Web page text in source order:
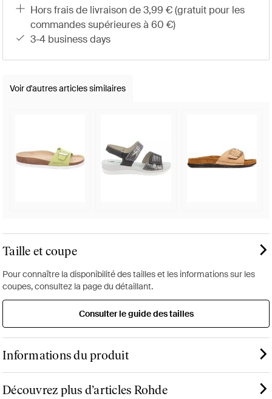
hors frais de livraison de 3,99 € (gratuit pour les
commandes supérieures à 60 €)
3-4 business days
Voir d'autres articles similaires
Taille et coupe
Pour connaître la disponibilité des tailles et les informations sur les
coupes, consultez la page du détaillant.
Consulter le guide des tailles
Informations du produit
Découvrez plus d’articles Rohde